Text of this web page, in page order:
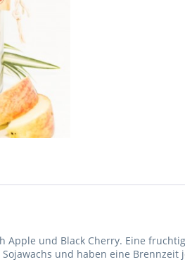
und Black Cherry. Eine
und haben eine Brennzeit